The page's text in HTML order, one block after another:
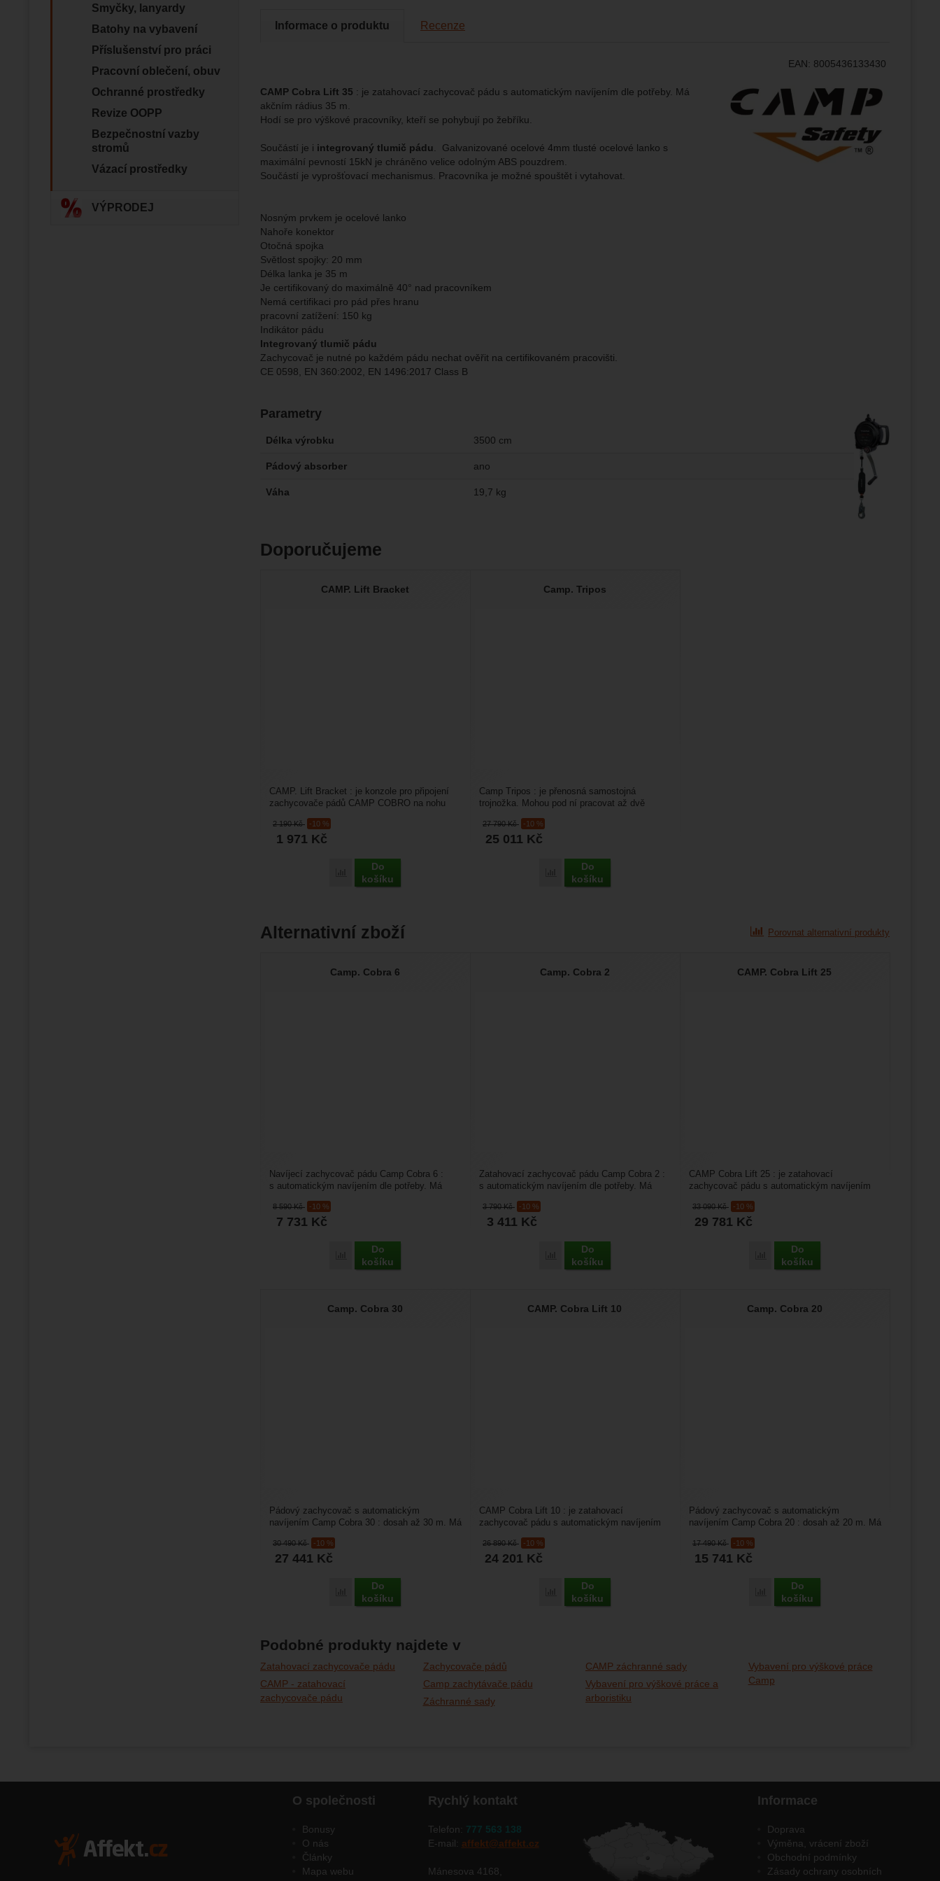
Data získaná pomocí těchto cookies zpracováváme souhrnně a anonymně, takže
nejsme schopni identifikovat konkrétní uživatele našeho webu.
Marketingové
Povoleno
Marketingové cookies používáme my nebo naši partneři, abychom vám mohli zobrazit
vhodné obsahy nebo reklamy jak na našich stránkách, tak na stránkách třetích stran.
Informace o produktu Recenze
EAN: 8005436133430
Výrobce:
CAMP Cobra Lift 35 : je zatahovací zachycovač pádu s automatickým navíjením dle potřeby. Má
akčním rádius 35 m.
Hodí se pro výškové pracovníky, kteří se pohybují po žebříku.
Součástí je i integrovaný tlumič pádu . Galvanizované ocelové 4mm tlusté ocelové lanko s
maximální pevností 15kN je chráněno velice odolným ABS pouzdrem.
Součástí je vyprošťovací mechanismus. Pracovníka je možné spouštět i vytahovat.
Nosným prvkem je ocelové lanko
Nahoře konektor
Otočná spojka
Světlost spojky: 20 mm
Délka lanka je 35 m
Je certifikovaný do maximálně 40° nad pracovníkem
Nemá certifikaci pro pád přes hranu
pracovní zatížení: 150 kg
Indikátor pádu
Integrovaný tlumič pádu
Zachycovač je nutné po každém pádu nechat ověřit na certifikovaném pracovišti.
CE 0598, EN 360:2002, EN 1496:2017 Class B
Parametry
Délka výrobku 3500 cm
Pádový absorber ano
Váha 19,7 kg
Doporučujeme
CAMP. Lift Bracket
2 190Kč -10 %
1 971 Kč
Porovnat
Do
košíku
CAMP. Lift Bracket : je konzole pro připojení
zachycovače pádů CAMP COBRO na nohu
Camp. Tripos
27 790Kč -10 %
25 011 Kč
Porovnat
Do
košíku
Camp Tripos : je přenosná samostojná
trojnožka. Mohou pod ní pracovat až dvě
Alternativní zboží Porovnat alternativní produkty
Camp. Cobra 6
8 590Kč -10 %
7 731 Kč
Porovnat
Do
košíku
Navíjecí zachycovač pádu Camp Cobra 6 :
s automatickým navíjením dle potřeby. Má
Camp. Cobra 2
3 790Kč -10 %
3 411 Kč
Porovnat
Do
košíku
Zatahovací zachycovač pádu Camp Cobra 2 :
s automatickým navíjením dle potřeby. Má
CAMP. Cobra Lift 25
33 090Kč -10 %
29 781 Kč
Porovnat
Do
košíku
CAMP Cobra Lift 25 : je zatahovací
zachycovač pádu s automatickým navíjením
Camp. Cobra 30
30 490Kč -10 %
27 441 Kč
Porovnat
Do
košíku
Pádový zachycovač s automatickým
navíjením Camp Cobra 30 : dosah až 30 m. Má
CAMP. Cobra Lift 10
26 890Kč -10 %
24 201 Kč
Porovnat
Do
košíku
CAMP Cobra Lift 10 : je zatahovací
zachycovač pádu s automatickým navíjením
Camp. Cobra 20
17 490Kč -10 %
15 741 Kč
Porovnat
Do
košíku
Pádový zachycovač s automatickým
navíjením Camp Cobra 20 : dosah až 20 m. Má
Podobné produkty najdete v
Zatahovací zachycovače pádu
CAMP - zatahovací
zachycovače pádu
Zachycovače pádů
Camp zachytávače pádu
Záchranné sady
CAMP záchranné sady
Vybavení pro výškové práce a
arboristiku
Vybavení pro výškové práce
Camp
Smyčky, lanyardy
Batohy na vybavení
Příslušenství pro práci
Pracovní oblečení, obuv
Ochranné prostředky
Revize OOPP
Bezpečnostní vazby
stromů
Vázací prostředky
VÝPRODEJ
O společnosti
Bonusy
O nás
Články
Mapa webu
Rychlý kontakt
Telefon: 777 563 138
E-mail: affekt@affekt.cz
Mánesova 4168,
Informace
Doprava
Výměna, vrácení zboží
Obchodní podmínky
Zásady ochrany osobních